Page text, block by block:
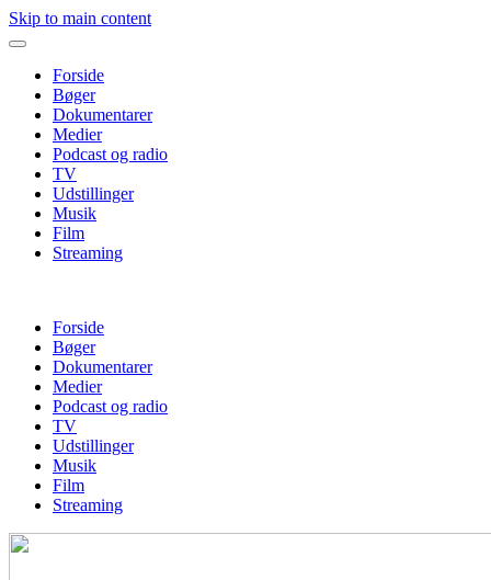
Skip to main content
Forside
Bøger
Dokumentarer
Medier
Podcast og radio
TV
Udstillinger
Musik
Film
Streaming
Forside
Bøger
Dokumentarer
Medier
Podcast og radio
TV
Udstillinger
Musik
Film
Streaming